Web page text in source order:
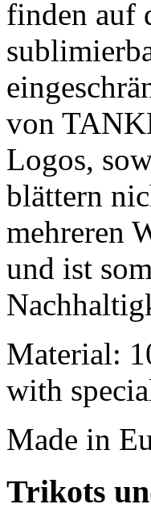
finden auf
von
Logos,
blättern
mehreren
und ist
Material:
with
Made in
Trikots